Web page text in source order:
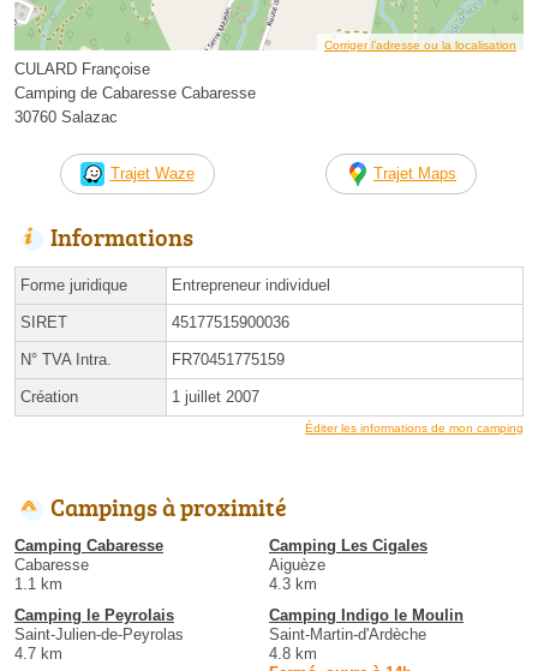
Corriger l’adresse ou la localisation
CULARD Françoise
Camping de Cabaresse Cabaresse
30760 Salazac
Trajet Waze Trajet Maps
Informations
Forme juridique Entrepreneur individuel
SIRET 45177515900036
N° TVA Intra. FR70451775159
Création 1 juillet 2007
Éditer les informations de mon camping
Campings à proximité
Camping Cabaresse
Cabaresse
1.1 km
Camping Les Cigales
Aiguèze
4.3 km
Camping le Peyrolais
Saint-Julien-de-Peyrolas
4.7 km
Camping Indigo le Moulin
Saint-Martin-d'Ardèche
4.8 km